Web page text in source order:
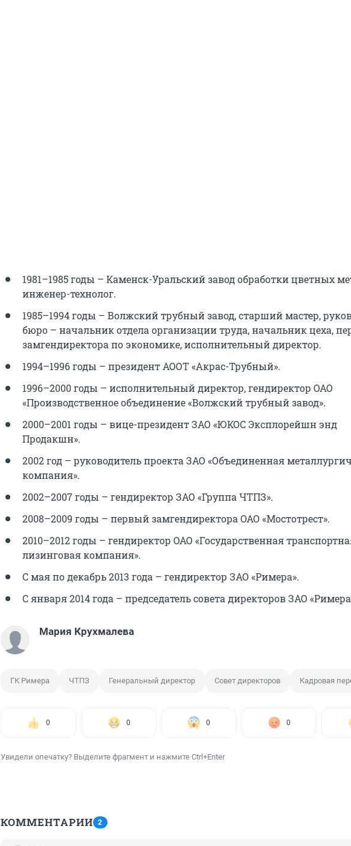
1981–1985 годы – Каменск-Уральский завод обработки цветных
инженер-технолог.
1985–1994 годы – Волжский трубный завод, старший мастер,
бюро – начальник отдела организации труда, начальник цеха,
замгендиректора по экономике, исполнительный директор.
1994–1996 годы – президент АООТ «Акрас-Трубный».
1996–2000 годы – исполнительный директор, гендиректор ОАО
«Производственное объединение «Волжский трубный завод».
2000–2001 годы – вице-президент ЗАО «ЮКОС Эксплорейшн энд
Продакшн».
2002 год – руководитель проекта ЗАО «Объединенная
компания».
2002–2007 годы – гендиректор ЗАО «Группа ЧТПЗ».
2008–2009 годы – первый замгендиректора ОАО «Мостотрест».
2010–2012 годы – гендиректор ОАО «Государственная
лизинговая компания».
С мая по декабрь 2013 года – гендиректор ЗАО «Римера».
С января 2014 года – председатель совета директоров ЗАО
Мария Крухмалева
ГК Римера ЧТПЗ Генеральный директор Совет директоров Кадровая
0 0 0 0
Увидели опечатку? Выделите фрагмент и нажмите Ctrl+Enter
КОММЕНТАРИИ 2